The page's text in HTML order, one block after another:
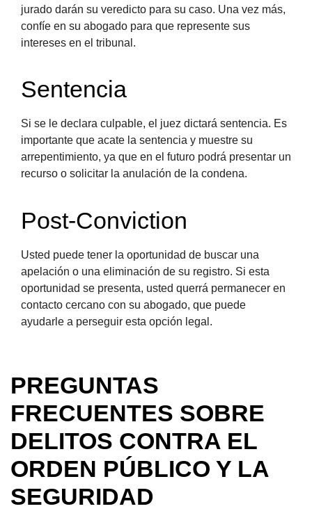
jurado darán su veredicto para su caso. Una vez más,
confíe en su abogado para que represente sus
intereses en el tribunal.
Sentencia
Si se le declara culpable, el juez dictará sentencia. Es
importante que acate la sentencia y muestre su
arrepentimiento, ya que en el futuro podrá presentar un
recurso o solicitar la anulación de la condena.
Post-Conviction
Usted puede tener la oportunidad de buscar una
apelación o una eliminación de su registro. Si esta
oportunidad se presenta, usted querrá permanecer en
contacto cercano con su abogado, que puede
ayudarle a perseguir esta opción legal.
PREGUNTAS
FRECUENTES SOBRE
DELITOS CONTRA EL
ORDEN PÚBLICO Y LA
SEGURIDAD